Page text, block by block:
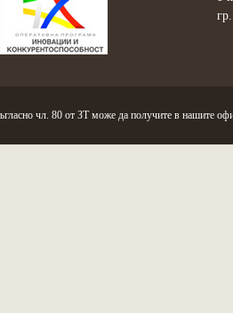
чл. 80 от ЗТ може да получите в нашите